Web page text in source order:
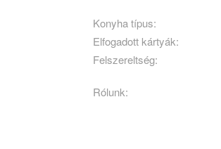
Konyha típus:
Elfogadott kártyák:
Felszereltség:
Rólunk: